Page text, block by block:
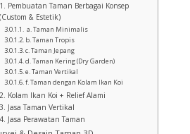
1. Pembuatan Taman Berbagai Konsep
(Custom & Estetik)
a. Taman Minimalis
b. Taman Tropis
c. Taman Jepang
d. Taman Kering (Dry Garden)
e. Taman Vertikal
f. Taman dengan Kolam Ikan Koi
2. Kolam Ikan Koi + Relief Alami
3. Jasa Taman Vertikal
4. Jasa Perawatan Taman